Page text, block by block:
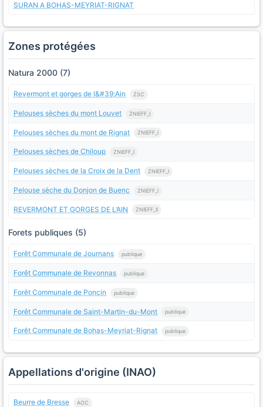
SURAN A BOHAS-MEYRIAT-RIGNAT
Zones protégées
Natura 2000 (7)
Revermont et gorges de l&#39;Ain ZSC
Pelouses sèches du mont Louvet ZNIEFF_I
Pelouses sèches du mont de Rignat ZNIEFF_I
Pelouses sèches de Chiloup ZNIEFF_I
Pelouses sèches de la Croix de la Dent ZNIEFF_I
Pelouse sèche du Donjon de Buenc ZNIEFF_I
REVERMONT ET GORGES DE L’AIN ZNIEFF_II
Forets publiques (5)
Forêt Communale de Journans publique
Forêt Communale de Revonnas publique
Forêt Communale de Poncin publique
Forêt Communale de Saint-Martin-du-Mont publique
Forêt Communale de Bohas-Meyriat-Rignat publique
Appellations d'origine (INAO)
Beurre de Bresse AOC